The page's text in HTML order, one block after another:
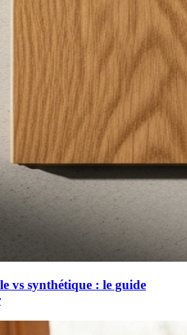
vs synthétique : le guide